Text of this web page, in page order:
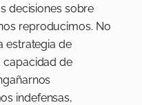
decisiones sobre
reproducimos. No
estrategia de
capacidad de
indefensas,